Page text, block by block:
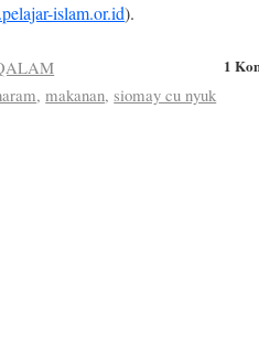
islam.or.id).
1
,makanan,siomay cu nyuk